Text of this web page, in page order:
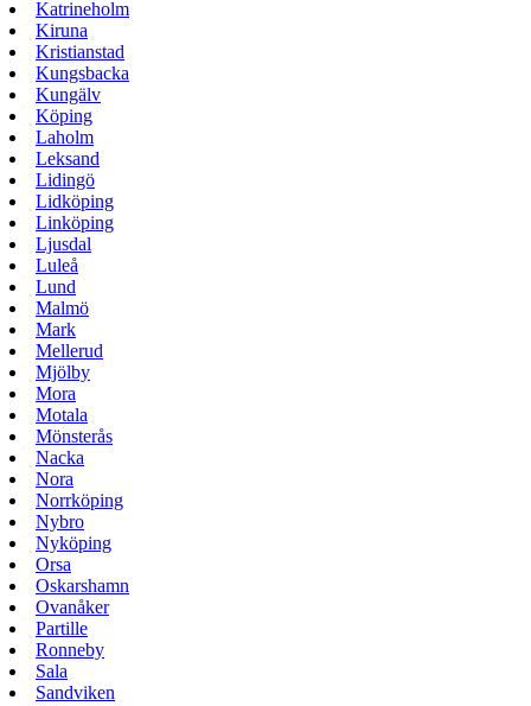
Katrineholm
Kiruna
Kristianstad
Kungsbacka
Kungälv
Köping
Laholm
Leksand
Lidingö
Lidköping
Linköping
Ljusdal
Luleå
Lund
Malmö
Mark
Mellerud
Mjölby
Mora
Motala
Mönsterås
Nacka
Nora
Norrköping
Nybro
Nyköping
Orsa
Oskarshamn
Ovanåker
Partille
Ronneby
Sala
Sandviken